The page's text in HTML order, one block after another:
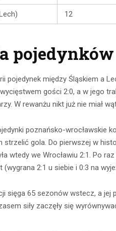
12
pojedynek między Śląskiem a
gości 2:0, a w jego
W rewanżu nikt już nie miał
poznańsko-wrocławskie
strzelić gola. Do pierwszej w
wtedy we Wrocławiu 2:1. Po
(wygrana 2:1 u siebie i 0:3 na
sięga 65 sezonów wstecz, a jej
siły zaczęły się